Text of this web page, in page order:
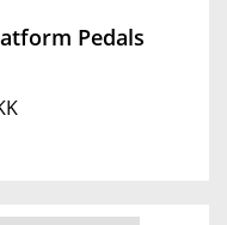
Pedals